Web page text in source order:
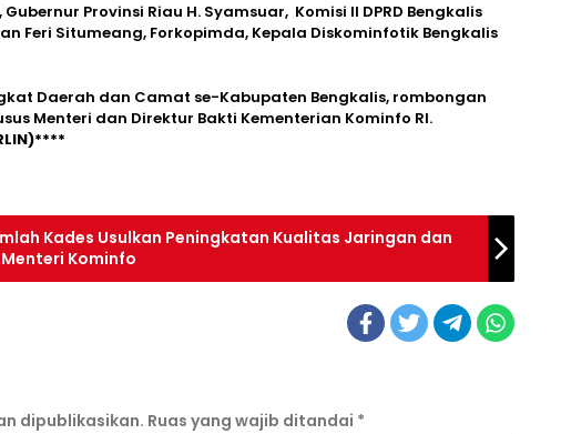
Provinsi Riau H. Syamsuar, Komisi II DPRD Bengkalis
Feri Situmeang, Forkopimda, Kepala Diskominfotik Bengkalis
Daerah dan Camat se-Kabupaten Bengkalis, rombongan
Menteri dan Direktur Bakti Kementerian Kominfo RI.
Kades Usulkan Peningkatan Kualitas Jaringan dan
Kominfo
dipublikasikan. Ruas yang wajib ditandai *